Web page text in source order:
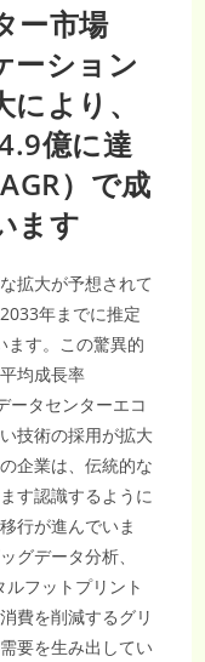
ー市場
ーション
より、
億に達
）で成
ます
拡大が予想されて
年までに推定
ます。この驚異的
均成長率
ータセンターエコ
技術の採用が拡大
企業は、伝統的な
す認識するように
行が進んでいま
グデータ分析、
フットプリント
費を削減するグリ
要を生み出してい